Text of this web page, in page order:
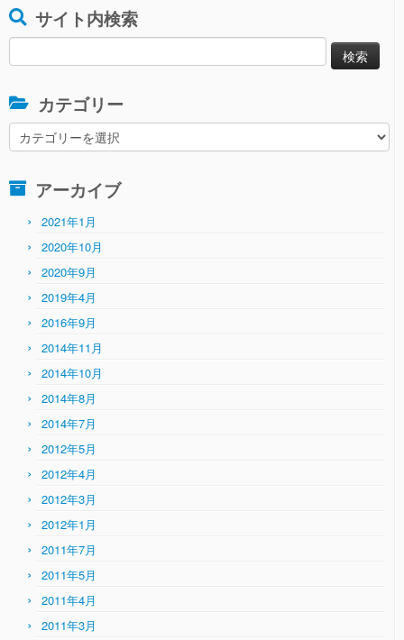
サイト内検索
検
索:
カテゴリー
カ
テ
リ
アーカイブ
2021年1月
2020年10月
2020年9月
2019年4月
2016年9月
2014年11月
2014年10月
2014年8月
2014年7月
2012年5月
2012年4月
2012年3月
2012年1月
2011年7月
2011年5月
2011年4月
2011年3月